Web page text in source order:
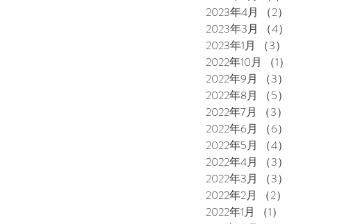
2023年4月
（2）
2023年3月
（4）
2023年1月
（3）
2022年10月
（1）
2022年9月
（3）
2022年8月
（5）
2022年7月
（3）
2022年6月
（6）
2022年5月
（4）
2022年4月
（3）
2022年3月
（3）
2022年2月
（2）
2022年1月
（1）